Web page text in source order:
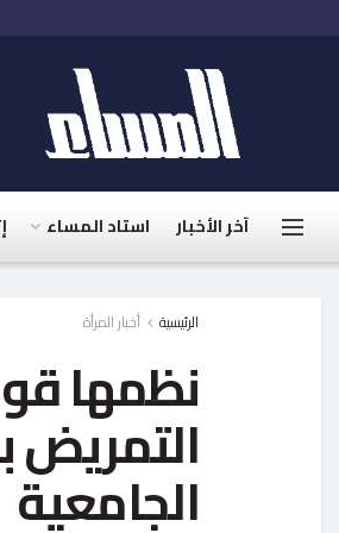
آخر الأخبار استاد المساء
الرئيسية أخبار المرأة
نظمها
التمريض
الجامعية